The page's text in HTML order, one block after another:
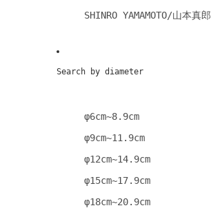
SHINRO YAMAMOTO/山本真郎
Search by diameter
φ6cm~8.9cm
φ9cm~11.9cm
φ12cm~14.9cm
φ15cm~17.9cm
φ18cm~20.9cm